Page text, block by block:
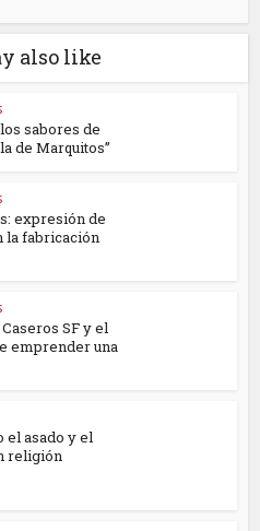
also like
sabores de
de Marquitos”
expresión de
la fabricación
SF y el
emprender una
el asado y el
religión